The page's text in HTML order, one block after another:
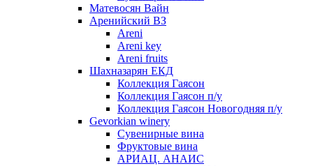
Матевосян Вайн
Аренийский ВЗ
Areni
Areni key
Areni fruits
Шахназарян ЕКД
Коллекция Гаясон
Коллекция Гаясон п/у
Коллекция Гаясон Новогодняя п/у
Gevorkian winery
Сувенирные вина
Фруктовые вина
АРИАЦ. АНАИС